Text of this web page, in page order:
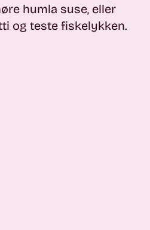
humla suse, eller
og teste fiskelykken.